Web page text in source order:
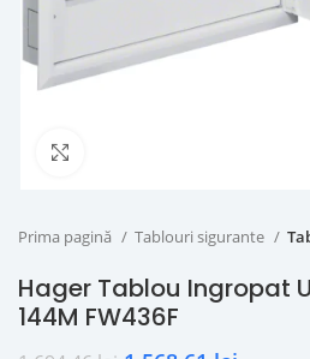
Prima pagină Tablouri sigurante
Hager Tablou Ingropat
144M FW436F